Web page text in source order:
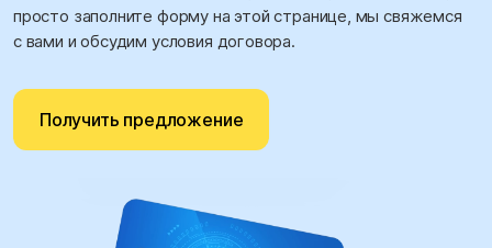
просто заполните форму на этой странице, мы свяжемся
с вами и обсудим условия договора.
Получить предложение